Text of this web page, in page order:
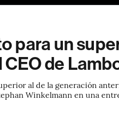
para un
de
al de la generación
Winkelmann en una